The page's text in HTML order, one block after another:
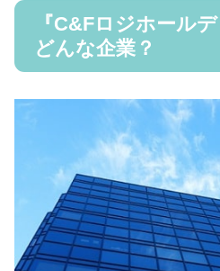
『C&Fロジホール
どんな企業？